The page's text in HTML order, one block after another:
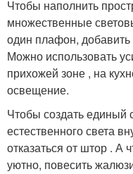
Чтобы наполнить
множественные
один плафон, добавить
Можно использовать
прихожей зоне , на
освещение.
Чтобы создать единый
естественного света
отказаться от штор . А
уютно, повесить